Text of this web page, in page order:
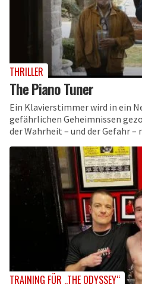
THRILLER
The Piano Tuner
Ein Klavierstimmer wird in ein
gefährlichen Geheimnissen
der Wahrheit – und der Gefahr –
TRAINING FÜR „THE ODYSSEY“